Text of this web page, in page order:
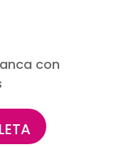
con